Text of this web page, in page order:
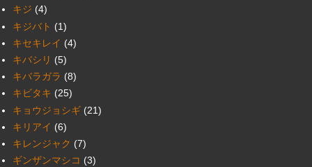
キジ (4)
キジバト (1)
キセキレイ (4)
キバシリ (5)
キバラガラ (8)
キビタキ (25)
キョウジョシギ (21)
キリアイ (6)
キレンジャク (7)
ギンザンマシコ (3)